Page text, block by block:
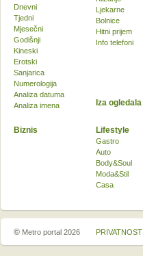
Ljekarne
Bolnice
Hitni prijem
Info telefoni
Biznis Lifestyle
Gastro
Auto
Body&Soul
Moda&Stil
Casa
Dnevni
Tjedni
Mjesečni
Godišnji
Kineski
Erotski
Sanjarica
Numerologija
Analiza datuma
Analiza imena
Iza ogledala
© Metro portal 2026 PRIVATNOST